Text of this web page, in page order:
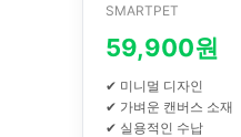
SMARTPET
59,900원
✔ 미니멀 디자인
✔ 가벼운 캔버스 소재
✔ 실용적인 수납